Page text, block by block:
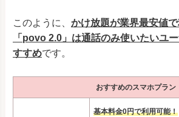
このように、 かけ放題が業界最安値で
「povo 2.0」は通話のみ使いたいユ
すすめです。
おすすめのスマホプラン
基本料金0円で利用可能！